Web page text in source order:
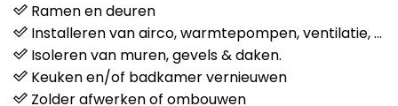
Ramen en deuren
Installeren van airco, warmtepompen, ventilatie, …
Isoleren van muren, gevels & daken.
Keuken en/of badkamer vernieuwen
Zolder afwerken of ombouwen